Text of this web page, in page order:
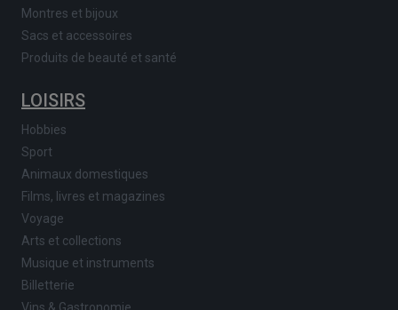
Montres et bijoux
Sacs et accessoires
Produits de beauté et santé
LOISIRS
Hobbies
Sport
Animaux domestiques
Films, livres et magazines
Voyage
Arts et collections
Musique et instruments
Billetterie